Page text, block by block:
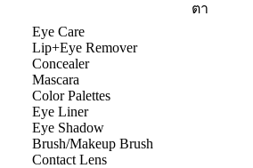
ตา
Eye Care
Lip+Eye Remover
Concealer
Mascara
Color Palettes
Eye Liner
Eye Shadow
Brush/Makeup Brush
Contact Lens